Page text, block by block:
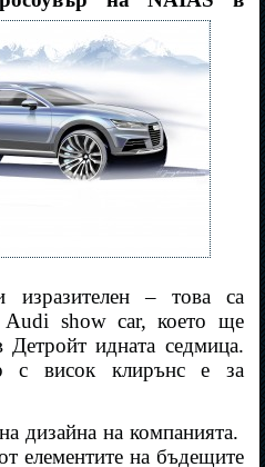
изразителен – това са
Audi show car, което ще
Детройт идната седмица.
с висок клирънс е за
дизайна на компанията.
елементите на бъдещите